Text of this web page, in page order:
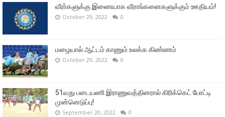
வீரா்களுக்கு இணையாக வீராங்கனைகளுக்கும் ஊதியம்!
October 29, 2022 0
மழையால் ஆட்டம் காணும் உலக்க கிண்ணம்
October 29, 2022 0
51வது படையணி இராணுவத்தினரால் கிரிக்கெட் போட்டி
முன்னெடுப்பு!
September 20, 2022 0